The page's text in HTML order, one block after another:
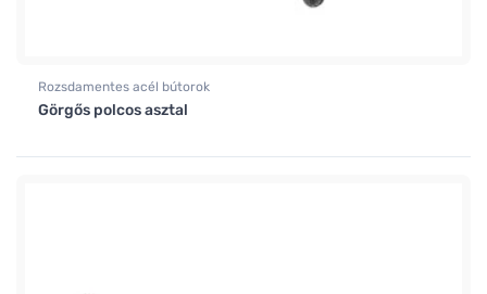
Rozsdamentes acél bútorok
Görgős polcos asztal